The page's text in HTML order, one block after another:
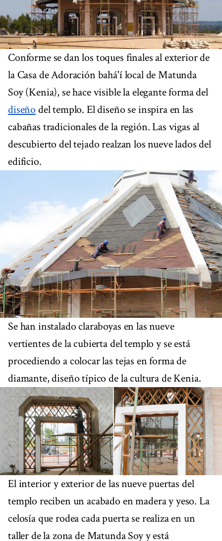
Conforme se dan los toques finales al exterior de
la Casa de Adoración bahá'í local de Matunda
Soy (Kenia), se hace visible la elegante forma del
diseñodel templo. El diseño se inspira en las
cabañas tradicionales de la región. Las vigas al
descubierto del tejado realzan los nueve lados del
edificio.
Se han instalado claraboyas en las nueve
vertientes de la cubierta del templo y se está
procediendo a colocar las tejas en forma de
diamante, diseño típico de la cultura de Kenia.
El interior y exterior de las nueve puertas del
templo reciben un acabado en madera y yeso. La
celosía que rodea cada puerta se realiza en un
taller de la zona de Matunda Soy y está